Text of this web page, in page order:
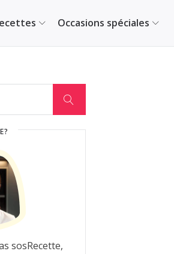
Occasions spéciales
sosRecette,